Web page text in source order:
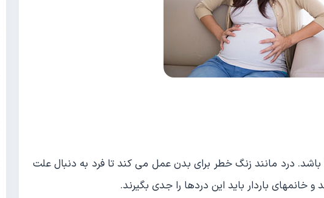
درد مانند زنگ خطر برای بدن عمل می کند تا فرد به دنبال علت
باردار باید این دردها را جدی بگیرند.